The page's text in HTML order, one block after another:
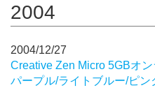
2004
2004/12/27
Creative Zen Micro 5GBオ
パープル/ライトブルー/ピ